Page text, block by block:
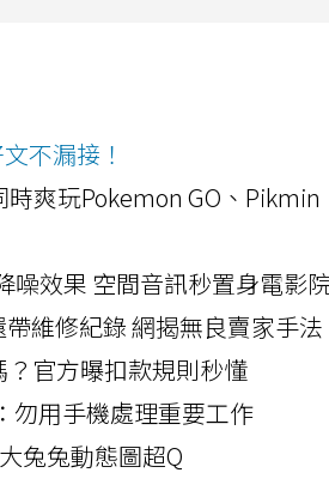
不漏接！
爽玩Pokemon GO、Pikmin
噪效果 空間音訊秒置身電影
維修紀錄 網揭無良賣家手法
官方曝扣款規則秒懂
勿用手機處理重要工作
兔兔動態圖超Q